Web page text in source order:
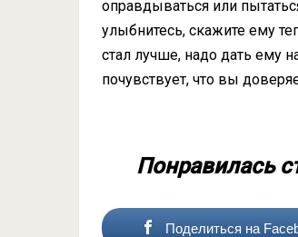
оправдываться или
улыбнитесь, скажите ему
стал лучше, надо дать ему
почувствует, что вы
Понравилась
Поделиться на